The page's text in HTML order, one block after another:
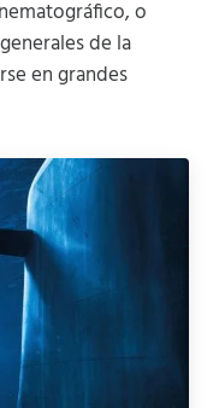
o
de la
en grandes